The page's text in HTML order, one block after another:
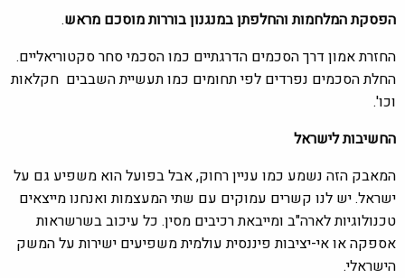
הפסקת המלחמות והחלפתן במנגנון בוררות מוסכם מראש.
החזרת אמון דרך הסכמים הדרגתיים כמו הסכמי סחר סקטוריאליים.
החלת הסכמים נפרדים לפי תחומים כמו תעשיית השבבים חקלאות
וכו'.
החשיבות לישראל
המאבק הזה נשמע כמו עניין רחוק, אבל בפועל הוא משפיע גם על
ישראל. יש לנו קשרים עמוקים עם שתי המעצמות ואנחנו מייצאים
טכנולוגיות לארה"ב ומייבאת רכיבים מסין. כל עיכוב בשרשראות
אספקה או אי-יציבות פיננסית עולמית משפיעים ישירות על המשק
הישראלי.